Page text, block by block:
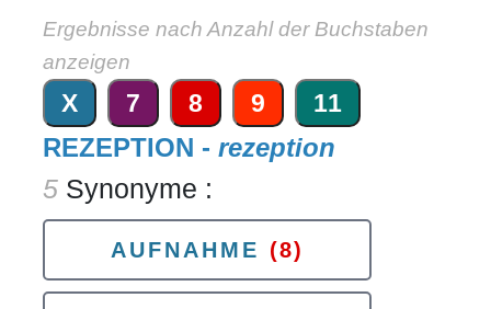
Ergebnisse nach Anzahl der Buchstaben
anzeigen
X 7 8 9 11
REZEPTION - rezeption
5 Synonyme :
AUFNAHME (8)